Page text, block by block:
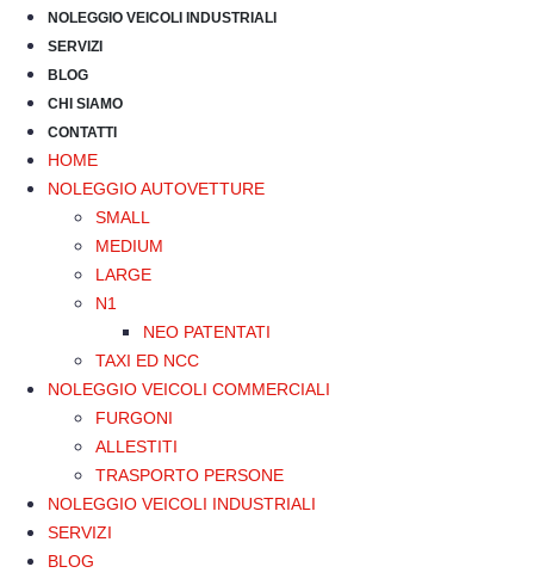
NOLEGGIO VEICOLI INDUSTRIALI
SERVIZI
BLOG
CHI SIAMO
CONTATTI
HOME
NOLEGGIO AUTOVETTURE
SMALL
MEDIUM
LARGE
N1
NEO PATENTATI
TAXI ED NCC
NOLEGGIO VEICOLI COMMERCIALI
FURGONI
ALLESTITI
TRASPORTO PERSONE
NOLEGGIO VEICOLI INDUSTRIALI
SERVIZI
BLOG